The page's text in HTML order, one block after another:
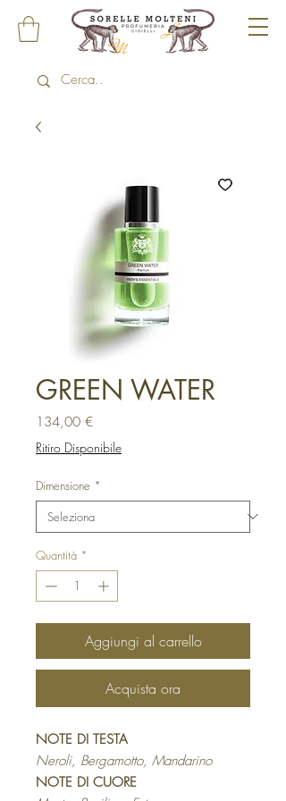
GREEN WATER
134,00 €Prezzo
Ritiro Disponibile
Dimensione *
Quantità *
Aggiungi al carrello
Acquista ora
NOTE DI TESTA
Neroli, Bergamotto, Mandarino
NOTE DI CUORE